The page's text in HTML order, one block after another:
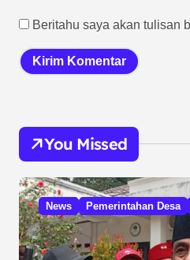
Beritahu saya akan tulisan
You Missed
News Pemerintahan Desa